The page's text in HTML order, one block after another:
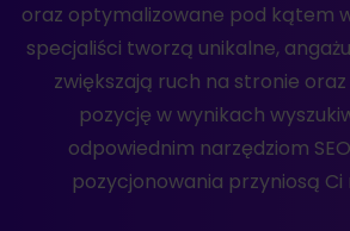
oraz optymalizowane pod kątem
specjaliści tworzą unikalne,
zwiększają ruch na stronie
pozycję w wynikach
odpowiednim narzędziom
pozycjonowania przyniosą Ci